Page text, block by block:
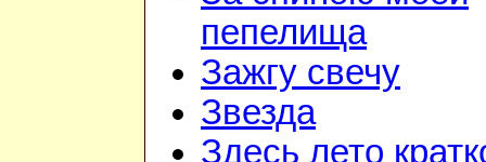
пепелища
Зажгу свечу
Звезда
Здесь лето